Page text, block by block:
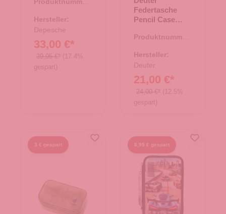
PONY Miss
BLOSSOM
PONY
Hersteller:
Depesche
33,00 €*
39,95 €* (17.4%
gespart)
Federtasche
Pencil Case
Produktnummer:
Hersteller:
Deuter
21,00 €*
24,00 €* (12.5%
gespart)
3 € gespart 8,95 € gespart